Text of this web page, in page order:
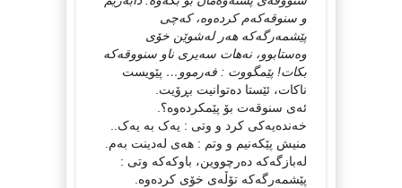
و سنوقەکەم کردەوە، کەچی
پێشمەرگەکە هەر لەشوێن خۆی
وەستابوو، نەهات سەیری ناو سنووقەکە
بکات! پێمگووت : فەرموو… پێویست
ناکات، ئێستا دەتوانیت بڕۆیت.
ئەی سنوقەت بۆ پێمکردەوە؟.
خەندەیەکی کرد و وتی : یەک بە یەک..
منیش پێکەنیم و وتم : هەی لەدینت بەم.
لەبازگەکە دەرچووین، باوکەکە وتی :
پێشمەرگەکە تۆڵەی خۆی کردەوە.